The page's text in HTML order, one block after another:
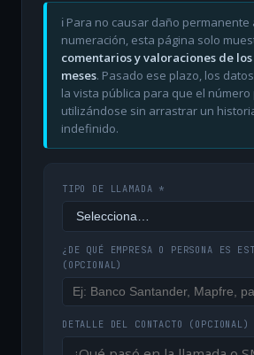
ℹ️ Para no causar daño permanente
numeración, esta página solo
comentarios y valoraciones de
meses. Pasado ese plazo, los
la vista pública para que el
utilizándose sin arrastrar un
indefinido.
TIPO DE LLAMADA *
¿DE QUÉ EMPRESA O PERSONA ES
(OPCIONAL)
DETALLE DEL CONTACTO (OPCIONAL)